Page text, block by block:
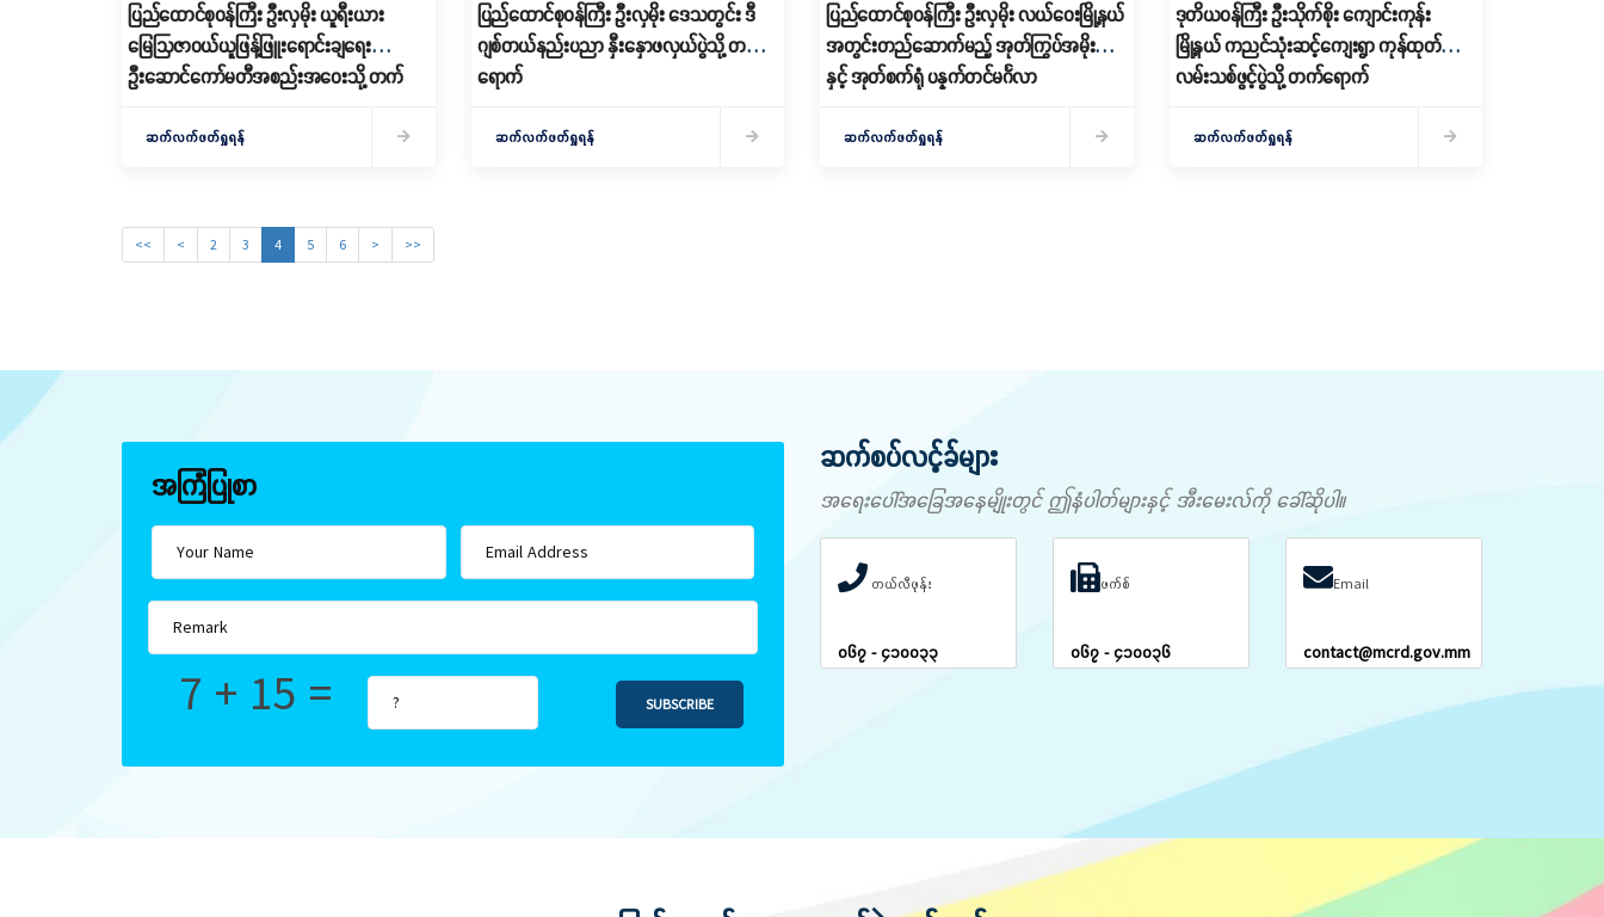
ပြည်ထောင်စုဝန်ကြီး ဦးလှမိုး ယူရီးယား
မြေဩဇာဝယ်ယူဖြန့်ဖြူးရောင်းချရေး
ဦးဆောင်ကော်မတီအစည်းအဝေးသို့ တက်
ဆက်လက်ဖတ်ရှုရန်
ပြည်ထောင်စုဝန်ကြီး ဦးလှမိုး ဒေသတွင်း ဒီ
ဂျစ်တယ်နည်းပညာ နှီးနှောဖလှယ်ပွဲသို့ တက်
ရောက်
ဆက်လက်ဖတ်ရှုရန်
ပြည်ထောင်စုဝန်ကြီး ဦးလှမိုး လယ်ဝေးမြို့နယ်
အတွင်းတည်ဆောက်မည့် အုတ်ကြွပ်အမိုးပြား
နှင့် အုတ်စက်ရုံ ပန္နက်တင်မင်္ဂလာ
ဆက်လက်ဖတ်ရှုရန်
ဒုတိယဝန်ကြီး ဦးသိုက်စိုး ကျောင်းကုန်း
မြို့နယ် ကညင်သုံးဆင့်ကျေးရွာ ကုန်ထုတ်
လမ်းသစ်ဖွင့်ပွဲသို့ တက်ရောက်
ဆက်လက်ဖတ်ရှုရန်
<< < 2 3 4 5 6 > >>
အကြံပြုစာ
7 + 15 = SUBSCRIBE
ဆက်စပ်လင့်ခ်များ
အရေးပေါ်အခြေအနေမျိုးတွင် ဤနံပါတ်များနှင့် အီးမေးလ်ကို ခေါ်ဆိုပါ။
တယ်လီဖုန်း
၀၆၇ - ၄၁၀၀၃၃
ဖက်စ်
၀၆၇ - ၄၁၀၀၃၆
Email
contact@mcrd.gov.mm